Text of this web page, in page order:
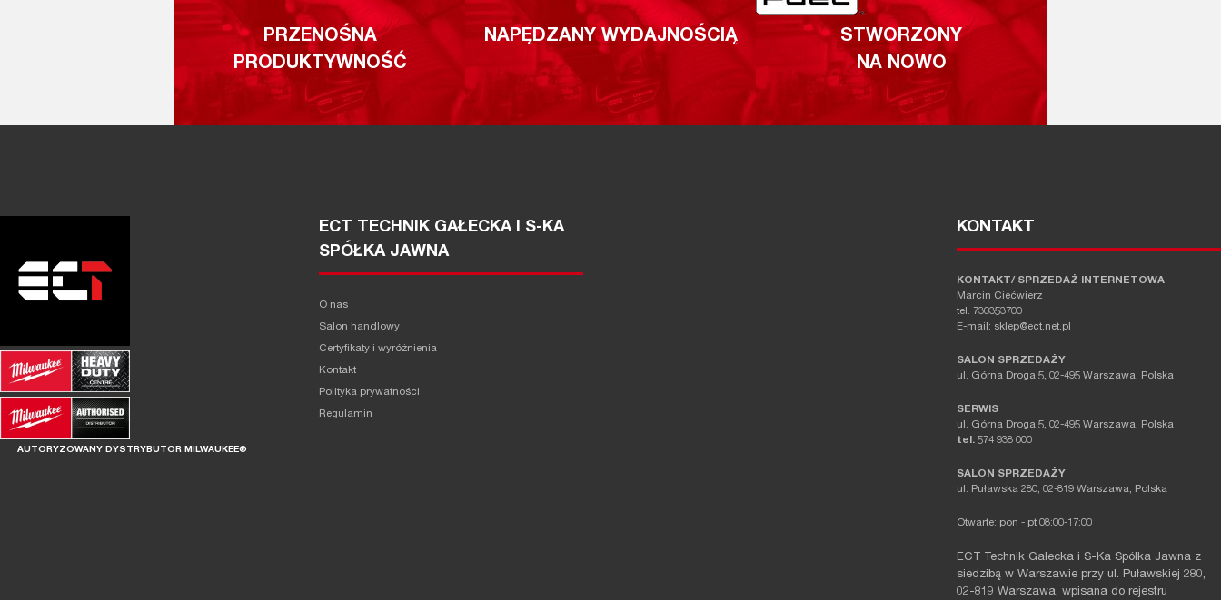
PRZENOŚNA
PRODUKTYWNOŚĆ
NAPĘDZANY WYDAJNOŚCIĄ
STWORZONY
NA NOWO
AUTORYZOWANY DYSTRYBUTOR MILWAUKEE®
ECT TECHNIK GAŁECKA I S-KA
SPÓŁKA JAWNA
O nas
Salon handlowy
Certyfikaty i wyróżnienia
Kontakt
Polityka prywatności
Regulamin
KONTAKT
KONTAKT/ SPRZEDAŻ INTERNETOWA
Marcin Ciećwierz
tel. 730353700
E-mail: sklep@ect.net.pl
SALON SPRZEDAŻY
ul. Górna Droga 5, 02-495 Warszawa, Polska
SERWIS
ul. Górna Droga 5, 02-495 Warszawa, Polska
tel. 574 938 000
SALON SPRZEDAŻY
ul. Puławska 280, 02-819 Warszawa, Polska
Otwarte: pon - pt 08:00-17:00
ECT Technik Gałecka i S-Ka Spółka Jawna z
siedzibą w Warszawie przy ul. Puławskiej 280,
02-819 Warszawa, wpisana do rejestru